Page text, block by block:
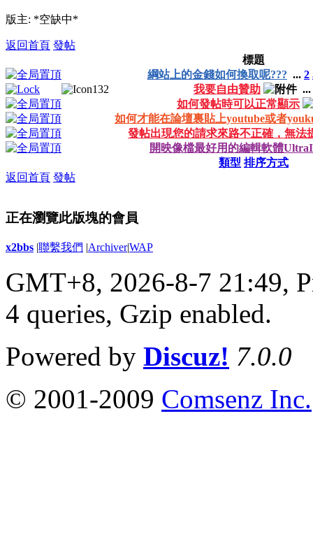
版主: *空缺中*
返回首頁 發帖
標題
綱站上的金錢如何換取呢??? ... 2
我要自由贊助
...
如何發帖時可以正常顯示
如何才能在論壇裏貼上youtube或者
發帖出現您的請求來路不正確，無法
開映像檔最好用的編輯軟體
類型 排序方式
返回首頁 發帖
正在瀏覽此版塊的會員
x2bbs |聯繫我們 |Archiver|WAP
GMT+8, 2026-8-7 21:49,
4 queries, Gzip enabled.
Powered by Discuz! 7.0.0
© 2001-2009 Comsenz Inc.